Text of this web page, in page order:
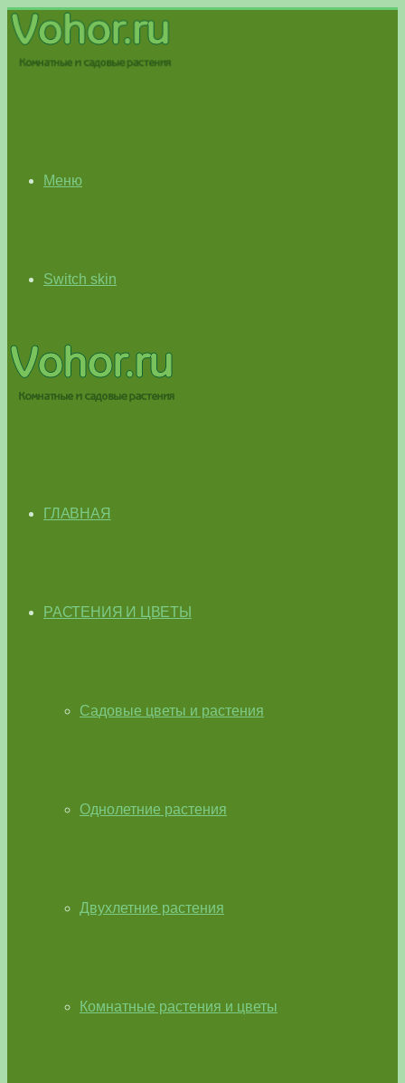
Меню
Switch skin
ГЛАВНАЯ
РАСТЕНИЯ И ЦВЕТЫ
Садовые цветы и растения
Однолетние растения
Двухлетние растения
Комнатные растения и цветы